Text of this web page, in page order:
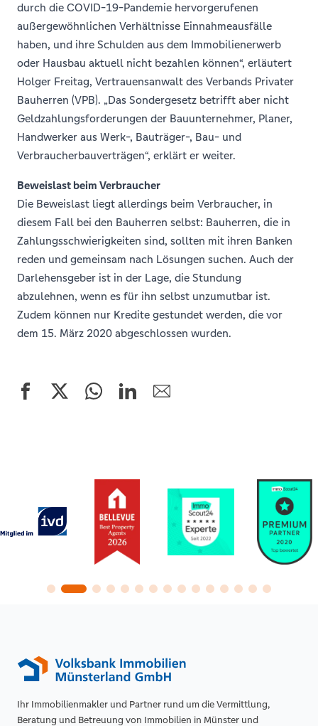
durch die COVID-19-Pandemie hervorgerufenen
außergewöhnlichen Verhältnisse Einnahmeausfälle
haben, und ihre Schulden aus dem Immobilienerwerb
oder Hausbau aktuell nicht bezahlen können“, erläutert
Holger Freitag, Vertrauensanwalt des Verbands Privater
Bauherren (VPB). „Das Sondergesetz betrifft aber nicht
Geldzahlungsforderungen der Bauunternehmer, Planer,
Handwerker aus Werk-, Bauträger-, Bau- und
Verbraucherbauverträgen“, erklärt er weiter.
Beweislast beim Verbraucher
Die Beweislast liegt allerdings beim Verbraucher, in
diesem Fall bei den Bauherren selbst: Bauherren, die in
Zahlungsschwierigkeiten sind, sollten mit ihren Banken
reden und gemeinsam nach Lösungen suchen. Auch der
Darlehensgeber ist in der Lage, die Stundung
abzulehnen, wenn es für ihn selbst unzumutbar ist.
Zudem können nur Kredite gestundet werden, die vor
dem 15. März 2020 abgeschlossen wurden.
Ihr Immobilienmakler und Partner rund um die Vermittlung,
Beratung und Betreuung von Immobilien in Münster und